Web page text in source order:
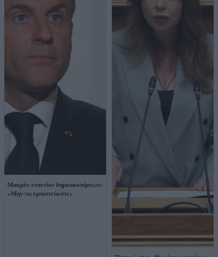
Μακρόν εναντίον δημοσκοπήσεων:
«Μην τις εμπιστεύεστε»